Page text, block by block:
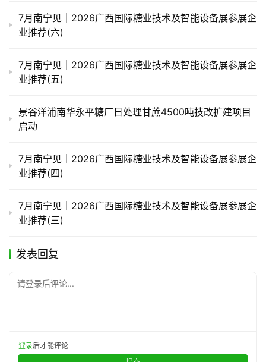
7月南宁见｜2026广西国际糖业技术及智能设备展参展企
业推荐(六)
7月南宁见｜2026广西国际糖业技术及智能设备展参展企
业推荐(五)
景谷洋浦南华永平糖厂日处理甘蔗4500吨技改扩建项目
启动
7月南宁见｜2026广西国际糖业技术及智能设备展参展企
业推荐(四)
7月南宁见｜2026广西国际糖业技术及智能设备展参展企
业推荐(三)
发表回复
请登录后评论...
登录后才能评论